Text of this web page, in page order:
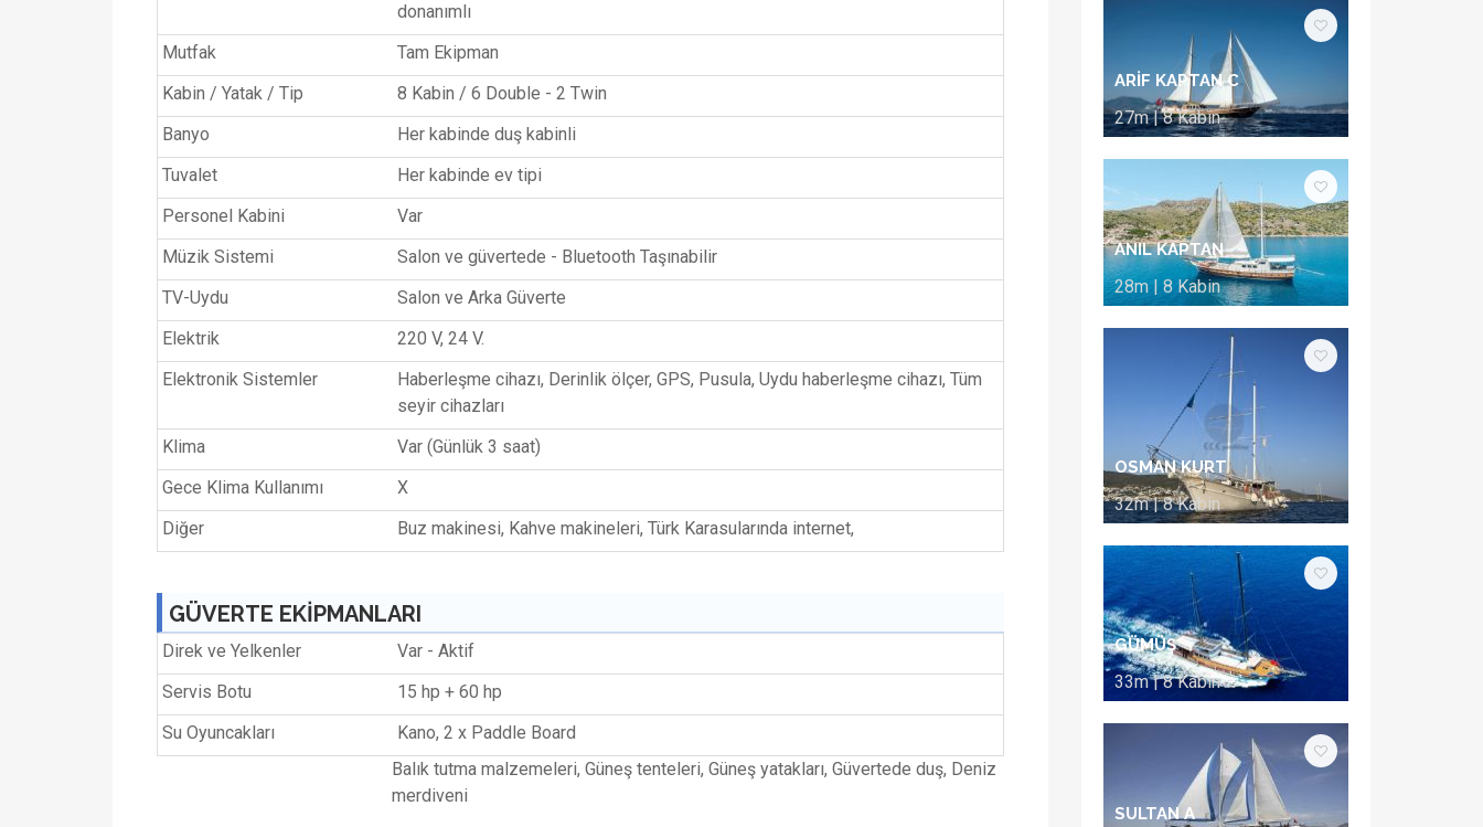
donanımlı
Mutfak
Tam Ekipman
Kabin / Yatak / Tip
8 Kabin / 6 Double - 2 Twin
Banyo
Her kabinde duş kabinli
Tuvalet
Her kabinde ev tipi
Personel Kabini
Var
Müzik Sistemi
Salon ve güvertede - Bluetooth Taşınabilir
TV-Uydu
Salon ve Arka Güverte
Elektrik
220 V, 24 V.
Elektronik Sistemler
Haberleşme cihazı, Derinlik ölçer, GPS, Pusula, Uydu haberleşme cihazı, Tüm
seyir cihazları
Klima
Var (Günlük 3 saat)
Gece Klima Kullanımı
X
Diğer
Buz makinesi, Kahve makineleri, Türk Karasularında internet,
GÜVERTE EKİPMANLARI
Direk ve Yelkenler
Var - Aktif
Servis Botu
15 hp + 60 hp
Su Oyuncakları
Kano, 2 x Paddle Board
Balık tutma malzemeleri, Güneş tenteleri, Güneş yatakları, Güvertede duş, Deniz
merdiveni
ARİF KAPTAN C
27m | 8 Kabin
ANIL KAPTAN
28m | 8 Kabin
OSMAN KURT
32m | 8 Kabin
GÜMÜŞ
33m | 8 Kabin
SULTAN A